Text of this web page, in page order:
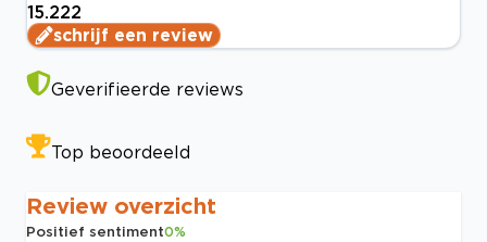
15.222
schrijf een review
Geverifieerde reviews
Top beoordeeld
Review overzicht
Positief sentiment0%